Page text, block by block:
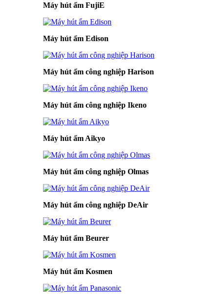
Máy hút ẩm FujiE
Máy hút ẩm Edison
Máy hút ẩm công nghiệp Harison
Máy hút ẩm công nghiệp Ikeno
Máy hút ẩm Aikyo
Máy hút ẩm công nghiệp Olmas
Máy hút ẩm công nghiệp DeAir
Máy hút ẩm Beurer
Máy hút ẩm Kosmen